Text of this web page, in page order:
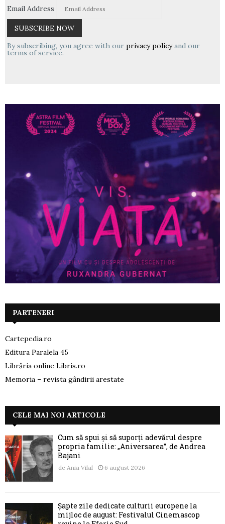
Email Address
By subscribing, you agree with our privacy policyand our
terms of service.
PARTENERI
Cartepedia.ro
Editura Paralela 45
Librăria online Libris.ro
Memoria – revista gândirii arestate
CELE MAI NOI ARTICOLE
Cum să spui și să suporți adevărul despre
propria familie: „Aniversarea”, de Andrea
Bajani
de Ania Vilal 6 august 2026
Șapte zile dedicate culturii europene la
mijloc de august: Festivalul Cinemascop